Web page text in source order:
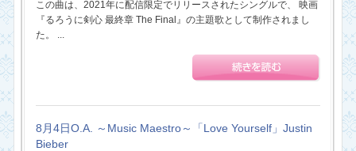
この曲は、2021年に配信限定でリリースされたシングルで、 映画
『るろうに剣心 最終章 The Final』の主題歌として制作されまし
た。 ...
8月4日O.A. ～Music Maestro～「Love Yourself」Justin
Bieber